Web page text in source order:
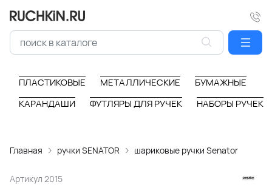
ПЛАСТИКОВЫЕ МЕТАЛЛИЧЕСКИЕ
БУМАЖНЫЕ
КАРАНДАШИ
ФУТЛЯРЫ ДЛЯ РУЧЕК НАБОРЫ РУЧЕК
Главная ручки SENATOR шариковые ручки Senator
Артикул 2015